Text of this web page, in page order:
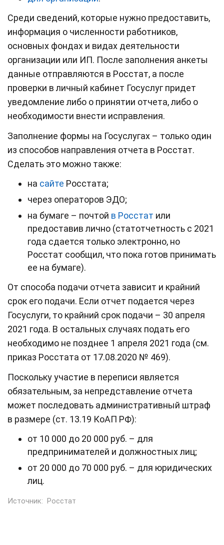
Среди сведений, которые нужно предоставить,
информация о численности работников,
основных фондах и видах деятельности
организации или ИП. После заполнения анкеты
данные отправляются в Росстат, а после
проверки в личный кабинет Госуслуг придет
уведомление либо о принятии отчета, либо о
необходимости внести исправления.
Заполнение формы на Госуслугах – только один
из способов направления отчета в Росстат.
Сделать это можно также:
на сайте Росстата;
через операторов ЭДО;
на бумаге – почтой в Росстат или
предоставив лично (статотчетность с 2021
года сдается только электронно, но
Росстат сообщил, что пока готов принимать
ее на бумаге).
От способа подачи отчета зависит и крайний
срок его подачи. Если отчет подается через
Госуслуги, то крайний срок подачи – 30 апреля
2021 года. В остальных случаях подать его
необходимо не позднее 1 апреля 2021 года (см.
приказ Росстата от 17.08.2020 № 469).
Поскольку участие в переписи является
обязательным, за непредставление отчета
может последовать административный штраф
в размере (ст. 13.19 КоАП РФ):
от 10 000 до 20 000 руб. – для
предпринимателей и должностных лиц;
от 20 000 до 70 000 руб. – для юридических
лиц.
Источник: Росстат